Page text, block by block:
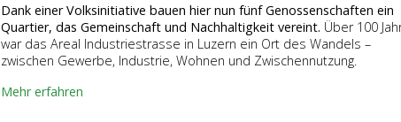
Dank einer Volksinitiative bauen hier nun fünf Genossenschaften ein
Quartier, das Gemeinschaft und Nachhaltigkeit vereint. Über 100
war das Areal Industriestrasse in Luzern ein Ort des Wandels –
zwischen Gewerbe, Industrie, Wohnen und Zwischennutzung.
Mehr erfahren